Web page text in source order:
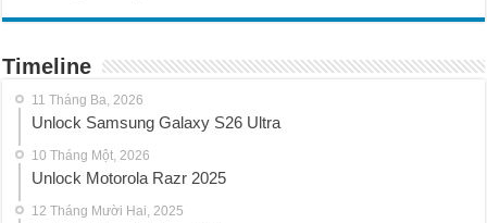
Timeline
11 Tháng Ba, 2026
Unlock Samsung Galaxy S26 Ultra
10 Tháng Một, 2026
Unlock Motorola Razr 2025
12 Tháng Mười Hai, 2025